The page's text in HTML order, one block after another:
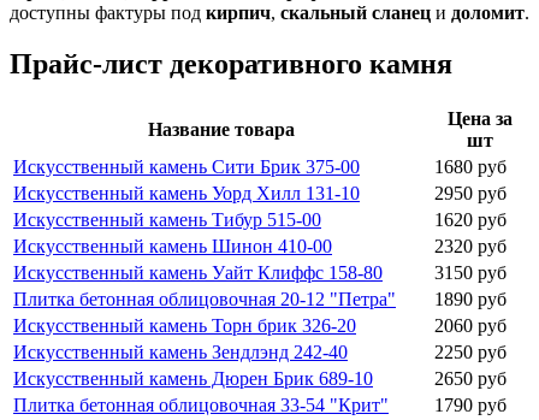
доступны фактуры под кирпич, скальный сланец и доломит.
Прайс-лист декоративного камня
Название товара
Цена за
шт
Искусственный камень Сити Брик 375-00
1680 руб
Искусственный камень Уорд Хилл 131-10
2950 руб
Искусственный камень Тибур 515-00
1620 руб
Искусственный камень Шинон 410-00
2320 руб
Искусственный камень Уайт Клиффс 158-80
3150 руб
Плитка бетонная облицовочная 20-12 "Петра"
1890 руб
Искусственный камень Торн брик 326-20
2060 руб
Искусственный камень Зендлэнд 242-40
2250 руб
Искусственный камень Дюрен Брик 689-10
2650 руб
Плитка бетонная облицовочная 33-54 "Крит"
1790 руб